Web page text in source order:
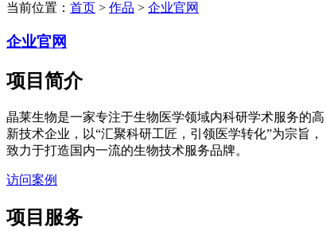
当前位置： 首页 > 作品 > 企业官网
企业官网
项目简介
晶莱生物是一家专注于生物医学领域内科研学术服务的高
新技术企业，以“汇聚科研工匠，引领医学转化”为宗旨，
致力于打造国内一流的生物技术服务品牌。
访问案例
项目服务